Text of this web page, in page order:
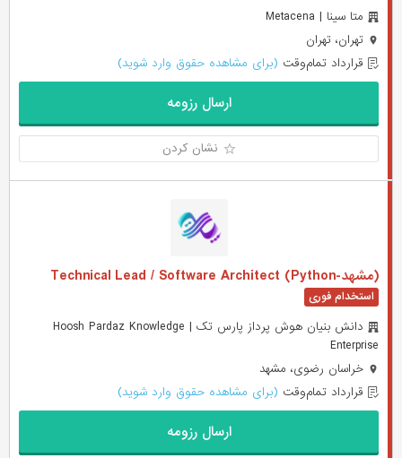
متا سینا | Metacena
تهران، تهران
قرارداد تمام‌وقت (برای مشاهده حقوق وارد شوید)
ارسال رزومه
نشان کردن
(مشهد-Technical Lead / Software Architect (Python
دانش بنیان هوش پرداز پارس تک | Hoosh Pardaz Knowledge
Enterprise
خراسان رضوی، مشهد
قرارداد تمام‌وقت (برای مشاهده حقوق وارد شوید)
ارسال رزومه